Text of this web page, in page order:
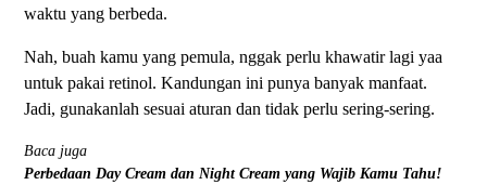
waktu yang berbeda.
Nah, buah kamu yang pemula, nggak perlu khawatir lagi yaa
untuk pakai retinol. Kandungan ini punya banyak manfaat.
Jadi, gunakanlah sesuai aturan dan tidak perlu sering-sering.
Baca juga
Perbedaan Day Cream dan Night Cream yang Wajib Kamu Tahu!